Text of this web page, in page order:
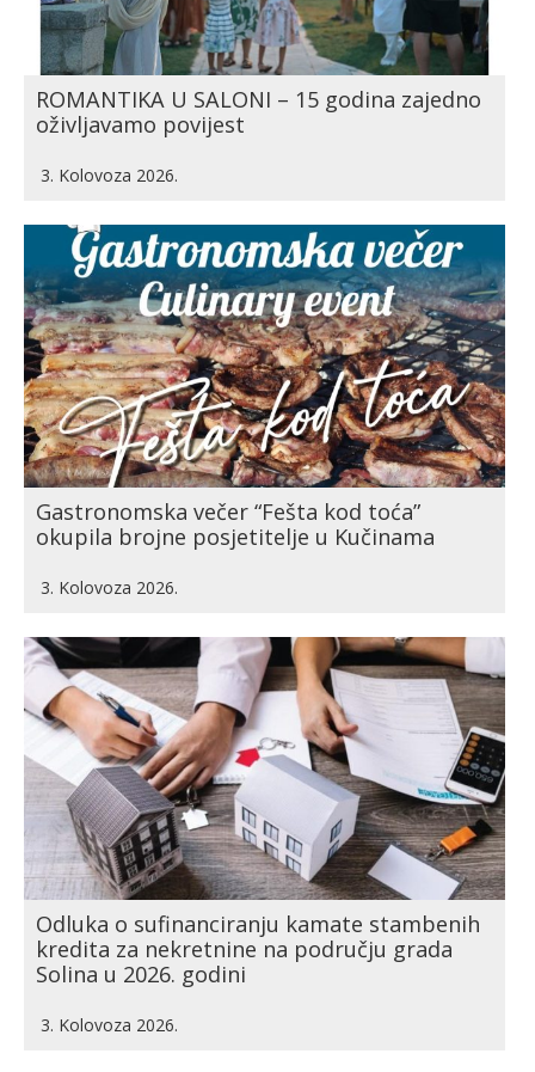
ROMANTIKA U SALONI – 15 godina zajedno
oživljavamo povijest
3. Kolovoza 2026.
Gastronomska večer “Fešta kod toća”
okupila brojne posjetitelje u Kučinama
3. Kolovoza 2026.
Odluka o sufinanciranju kamate stambenih
kredita za nekretnine na području grada
Solina u 2026. godini
3. Kolovoza 2026.